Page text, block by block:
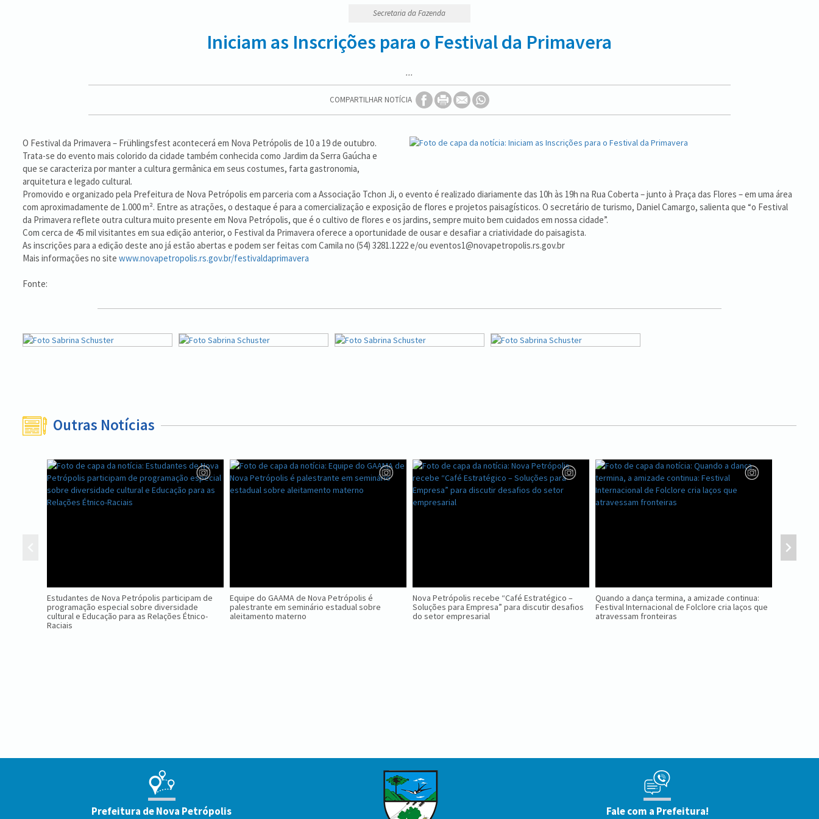
Secretaria da Fazenda
Iniciam as Inscrições para o Festival da Primavera
...
COMPARTILHAR NOTÍCIA
O Festival da Primavera – Frühlingsfest acontecerá em Nova Petrópolis de 10 a 19 de outubro.
Trata-se do evento mais colorido da cidade também conhecida como Jardim da Serra Gaúcha e
que se caracteriza por manter a cultura germânica em seus costumes, farta gastronomia,
arquitetura e legado cultural.
Promovido e organizado pela Prefeitura de Nova Petrópolis em parceria com a Associação Tchon Ji, o evento é realizado diariamente das 10h às 19h na Rua Coberta – junto à Praça das Flores – em uma área
com aproximadamente de 1.000 m². Entre as atrações, o destaque é para a comercialização e exposição de flores e projetos paisagísticos. O secretário de turismo, Daniel Camargo, salienta que “o Festival
da Primavera reflete outra cultura muito presente em Nova Petrópolis, que é o cultivo de flores e os jardins, sempre muito bem cuidados em nossa cidade”.
Com cerca de 45 mil visitantes em sua edição anterior, o Festival da Primavera oferece a oportunidade de ousar e desafiar a criatividade do paisagista.
As inscrições para a edição deste ano já estão abertas e podem ser feitas com Camila no (54) 3281.1222 e/ou eventos1@novapetropolis.rs.gov.br
Mais informações no site www.novapetropolis.rs.gov.br/festivaldaprimavera
Fonte:
Outras Notícias
Estudantes de Nova Petrópolis participam de
programação especial sobre diversidade
cultural e Educação para as Relações Étnico-
Raciais
Equipe do GAAMA de Nova Petrópolis é
palestrante em seminário estadual sobre
aleitamento materno
Nova Petrópolis recebe “Café Estratégico –
Soluções para Empresa” para discutir desafios
do setor empresarial
Quando a dança termina, a amizade continua:
Festival Internacional de Folclore cria laços que
atravessam fronteiras
Prefeitura de Nova Petrópolis Fale com a Prefeitura!